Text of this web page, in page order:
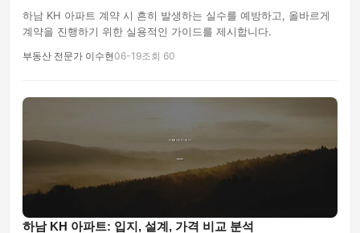
하남 KH 아파트 계약 시 흔히 발생하는 실수를 예방하고, 올바르게
계약을 진행하기 위한 실용적인 가이드를 제시합니다.
부동산 전문가 이수현06-19조회 60
하남 KH 아파트: 입지, 설계, 가격 비교 분석